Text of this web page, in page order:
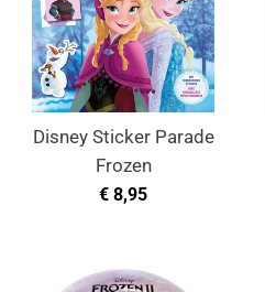
Disney Sticker Parade
Frozen
Normale
€ 8,95